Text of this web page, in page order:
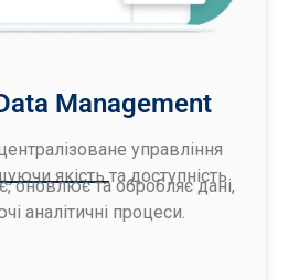
Management
управління
якість та доступність
оновлює та обробляє дані,
аналітичні процеси.